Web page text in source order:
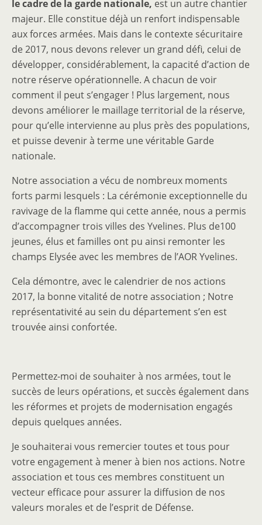
le cadre de la garde nationale, est un autre chantier
majeur. Elle constitue déjà un renfort indispensable
aux forces armées. Mais dans le contexte sécuritaire
de 2017, nous devons relever un grand défi, celui de
développer, considérablement, la capacité d’action de
notre réserve opérationnelle. A chacun de voir
comment il peut s’engager ! Plus largement, nous
devons améliorer le maillage territorial de la réserve,
pour qu’elle intervienne au plus près des populations,
et puisse devenir à terme une véritable Garde
nationale.
Notre association a vécu de nombreux moments
forts parmi lesquels : La cérémonie exceptionnelle du
ravivage de la flamme qui cette année, nous a permis
d’accompagner trois villes des Yvelines. Plus de100
jeunes, élus et familles ont pu ainsi remonter les
champs Elysée avec les membres de l’AOR Yvelines.
Cela démontre, avec le calendrier de nos actions
2017, la bonne vitalité de notre association ; Notre
représentativité au sein du département s’en est
trouvée ainsi confortée.
Permettez-moi de souhaiter à nos armées, tout le
succès de leurs opérations, et succès également dans
les réformes et projets de modernisation engagés
depuis quelques années.
Je souhaiterai vous remercier toutes et tous pour
votre engagement à mener à bien nos actions. Notre
association et tous ces membres constituent un
vecteur efficace pour assurer la diffusion de nos
valeurs morales et de l’esprit de Défense.